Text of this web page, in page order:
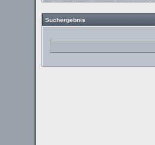
Suchergebnis